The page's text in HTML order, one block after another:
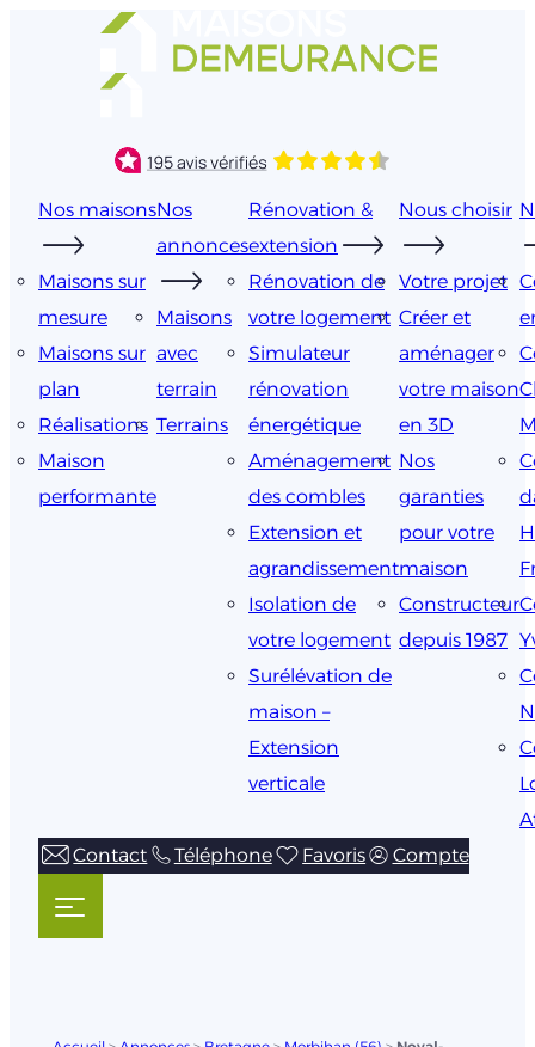
Nos maisons
Maisons sur
mesure
Maisons sur
plan
Réalisations
Maison
performante
Nos
annonces
Maisons
avec
terrain
Terrains
Rénovation &
extension
Rénovation de
votre logement
Simulateur
rénovation
énergétique
Aménagement
des combles
Extension et
agrandissement
Isolation de
votre logement
Surélévation de
maison –
Extension
verticale
Nous choisir
Votre projet
Créer et
aménager
votre maison
en 3D
Nos
garanties
pour votre
maison
Constructeur
depuis 1987
Contact
Téléphone Favoris Compte